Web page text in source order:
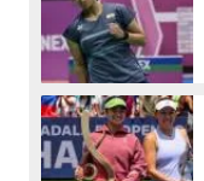
BADMINTON